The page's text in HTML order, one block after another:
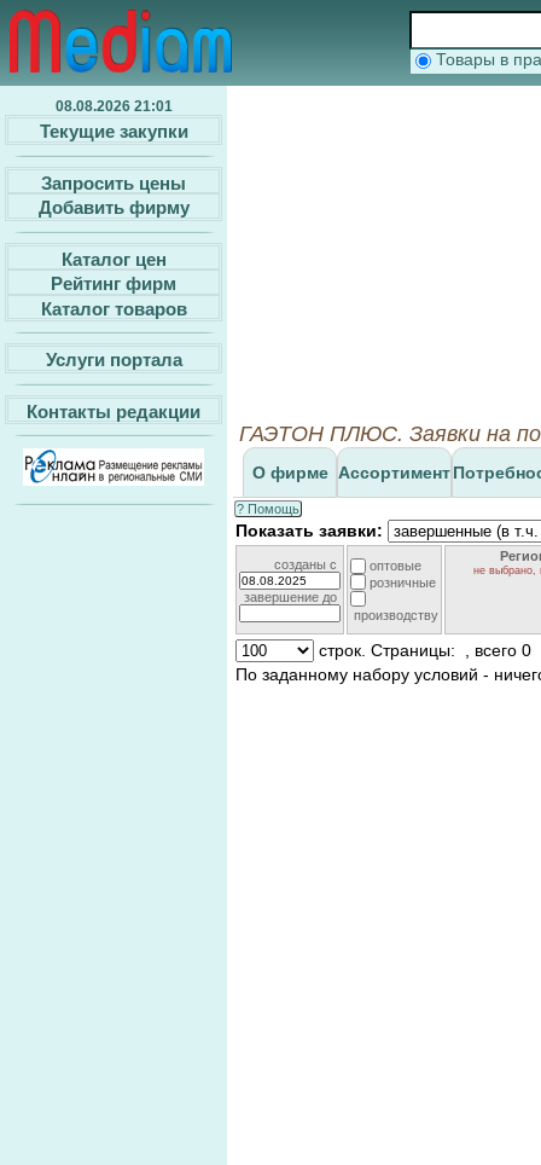
Товары в
08.08.2026 21:01
Текущие закупки
Запросить цены
Добавить фирму
Каталог цен
Рейтинг фирм
Каталог товаров
Услуги портала
Контакты редакции
ГАЭТОН ПЛЮС. Заявки на
О фирме Ассортимент
? Помощь
Показать заявки:
созданы c
завершение до
оптовые
розничные
производству
не выбрано,
строк. Страницы:
, всего 0
По заданному набору условий -